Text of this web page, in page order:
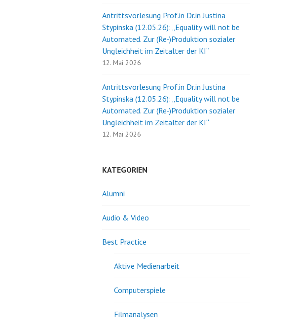
Antrittsvorlesung Prof.in Dr.in Justina
Stypinska (12.05.26): „Equality will not be
Automated. Zur (Re-)Produktion sozialer
Ungleichheit im Zeitalter der KI“
12. Mai 2026
Antrittsvorlesung Prof.in Dr.in Justina
Stypinska (12.05.26): „Equality will not be
Automated. Zur (Re-)Produktion sozialer
Ungleichheit im Zeitalter der KI“
12. Mai 2026
KATEGORIEN
Alumni
Audio & Video
Best Practice
Aktive Medienarbeit
Computerspiele
Filmanalysen